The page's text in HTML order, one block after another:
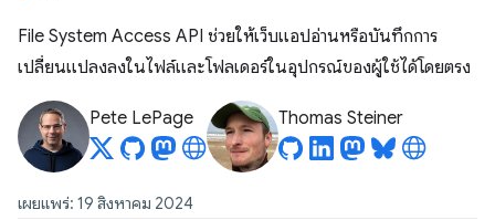
File System Access API ช่วยให้เว็บแอปอ่านหรือบันทึกการ
เปลี่ยนแปลงลงในไฟล์และโฟลเดอร์ในอุปกรณ์ของผู้ใช้ได้โดยตรง
Pete LePage Thomas Steiner
เผยแพร่: 19 สิงหาคม 2024